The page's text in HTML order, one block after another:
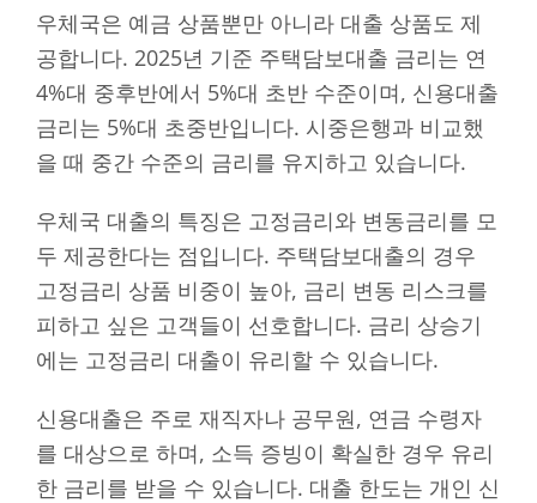
우체국은 예금 상품뿐만 아니라 대출 상품도 제
공합니다. 2025년 기준 주택담보대출 금리는 연
4%대 중후반에서 5%대 초반 수준이며, 신용대출
금리는 5%대 초중반입니다. 시중은행과 비교했
을 때 중간 수준의 금리를 유지하고 있습니다.
우체국 대출의 특징은 고정금리와 변동금리를 모
두 제공한다는 점입니다. 주택담보대출의 경우
고정금리 상품 비중이 높아, 금리 변동 리스크를
피하고 싶은 고객들이 선호합니다. 금리 상승기
에는 고정금리 대출이 유리할 수 있습니다.
신용대출은 주로 재직자나 공무원, 연금 수령자
를 대상으로 하며, 소득 증빙이 확실한 경우 유리
한 금리를 받을 수 있습니다. 대출 한도는 개인 신